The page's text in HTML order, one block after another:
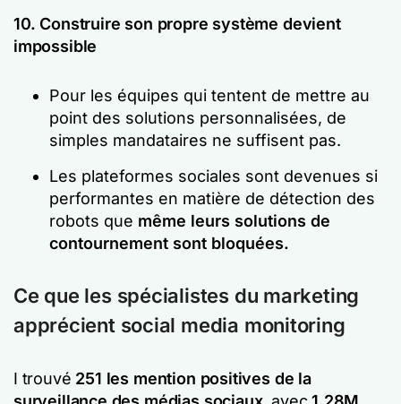
10. Construire son propre système devient
impossible
Pour les équipes qui tentent de mettre au
point des solutions personnalisées, de
simples mandataires ne suffisent pas.
Les plateformes sociales sont devenues si
performantes en matière de détection des
robots que même leurs solutions de
contournement sont bloquées.
Ce que les spécialistes du marketing
apprécient social media monitoring
I trouvé 251 les mention positives de la